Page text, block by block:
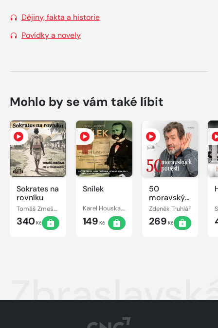
Dějiny, fakta a historie
Povídky a novely
Mohlo by se vám také líbit
Sokrates na
rovníku
Tomáš Zmeškal
340Kč
Snílek
Karel Houska, Otakar Brousek, Jindřiška Jarošová, Jana Dítětová, Viktor Preiss, Josef Chvalina, Miroslav Masopust, Petr Svojtka, Miroslav Moravec
149 Kč
50
moravských
pověstí
Zdeněk Truhlář
269 Kč